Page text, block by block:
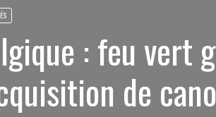
: feu vert
de